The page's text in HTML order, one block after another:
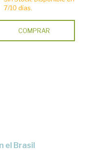
7/10 días.
COMPRAR
el Brasil